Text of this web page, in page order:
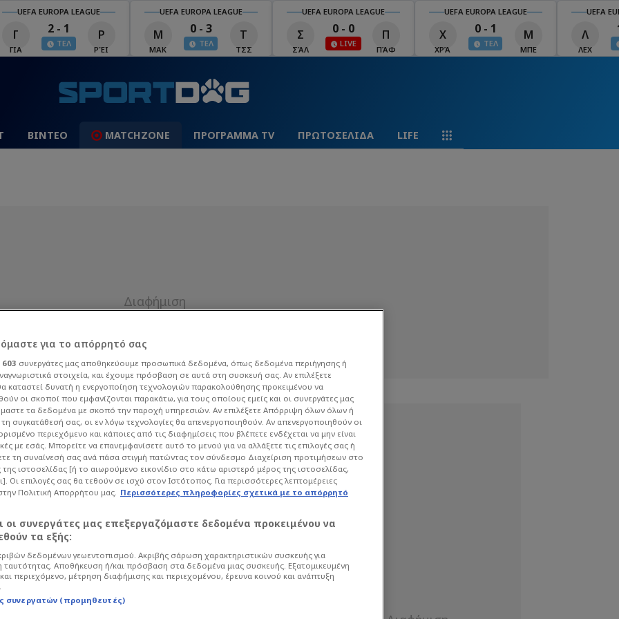
UEFA EUROPA LEAGUE
Γ
ΓΙΑ
2 - 1
ΤΕΛ
Ρ
ΡΈΙ
UEFA EUROPA LEAGUE
Μ
ΜΑΚ
0 - 3
ΤΕΛ
Τ
ΤΣΣ
UEFA EUROPA LEAGUE
Σ
ΣΆΛ
0 - 0 Π
ΠΆΦ
UEFA EUROPA LEAGUE
Χ
ΧΡΆ
0 - 1
ΤΕΛ
Μ
ΜΠΕ
UEFA
Λ
ΛΕΧ
ΒΙΝΤΕΟ MATCHZONE ΠΡΟΓΡΑΜΜΑ TV ΠΡΩΤΟΣΕΛΙΔΑ LIFE
ελληνικών
σημαίνουν!
Life Ελλάδα
έτσι και τα ονόματα ελληνικών
για το απόρρητό σας
603 συνεργάτες μας αποθηκεύουμε προσωπικά δεδομένα, όπως δεδομένα περιήγησης ή
στοιχεία, και έχουμε πρόσβαση σε αυτά στη συσκευή σας. Αν επιλέξετε
καταστεί δυνατή η ενεργοποίηση τεχνολογιών παρακολούθησης προκειμένου να
οι σκοποί που εμφανίζονται παρακάτω, για τους οποίους εμείς και οι συνεργάτες μας
τα δεδομένα με σκοπό την παροχή υπηρεσιών. Αν επιλέξετε Απόρριψη όλων όλων ή
συγκατάθεσή σας, οι εν λόγω τεχνολογίες θα απενεργοποιηθούν. Αν απενεργοποιηθούν οι
περιεχόμενο και κάποιες από τις διαφημίσεις που βλέπετε ενδέχεται να μην είναι
με εσάς. Μπορείτε να επανεμφανίσετε αυτό το μενού για να αλλάξετε τις επιλογές σας ή
τη συναίνεσή σας ανά πάσα στιγμή πατώντας τον σύνδεσμο Διαχείριση προτιμήσεων στο
ιστοσελίδας [ή το αιωρούμενο εικονίδιο στο κάτω αριστερό μέρος της ιστοσελίδας,
Οι επιλογές σας θα τεθούν σε ισχύ στον Ιστότοπος. Για περισσότερες λεπτομέρειες
Πολιτική Απορρήτου μας. Περισσότερες πληροφορίες σχετικά με το απόρρητό
οι συνεργάτες μας επεξεργαζόμαστε δεδομένα προκειμένου να
τα εξής:
δεδομένων γεωεντοπισμού. Ακριβής σάρωση χαρακτηριστικών συσκευής για
ταυτότητας. Αποθήκευση ή/και πρόσβαση στα δεδομένα μιας συσκευής. Εξατομικευμένη
περιεχόμενο, μέτρηση διαφήμισης και περιεχομένου, έρευνα κοινού και ανάπτυξη
συνεργατών (προμηθευτές)